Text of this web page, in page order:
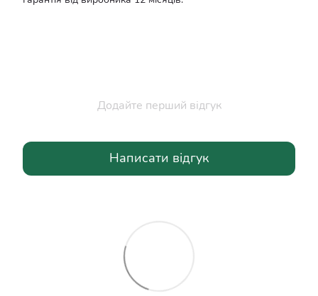
Додайте перший відгук
Написати відгук